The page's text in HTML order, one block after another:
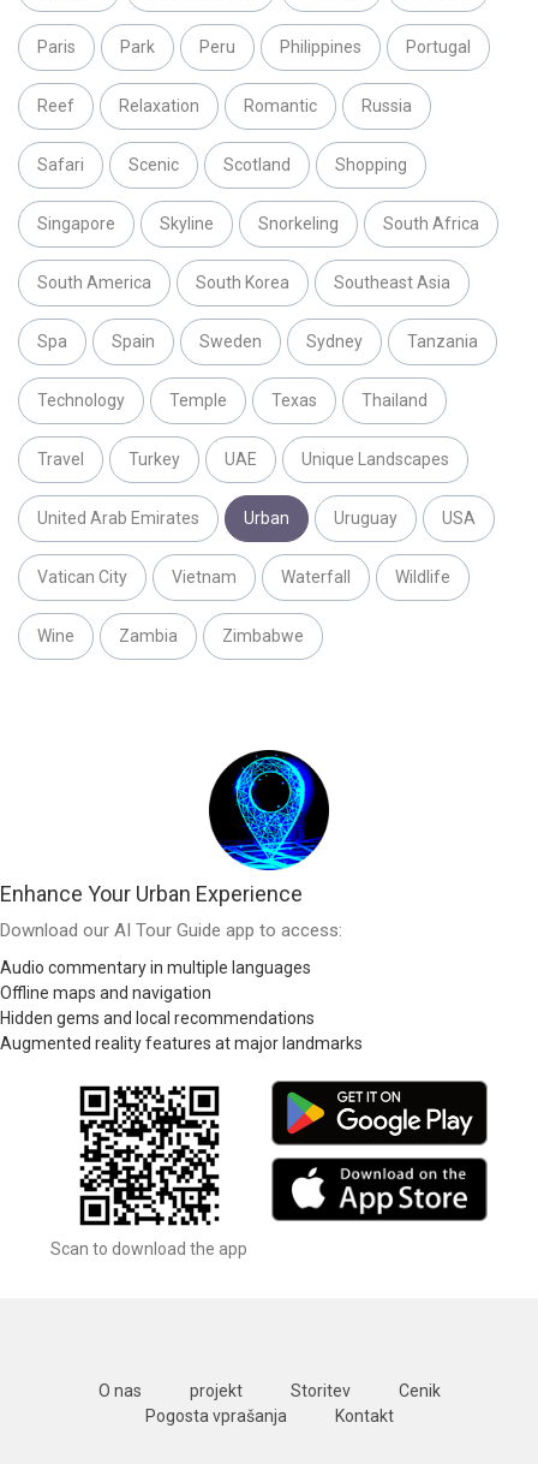
Paris Park Peru Philippines Portugal
Reef Relaxation Romantic Russia
Safari Scenic Scotland Shopping
Singapore Skyline Snorkeling South Africa
South America South Korea Southeast Asia
Spa Spain Sweden Sydney Tanzania
Technology Temple Texas Thailand
Travel Turkey UAE Unique Landscapes
United Arab Emirates Urban Uruguay USA
Vatican City Vietnam Waterfall Wildlife
Wine Zambia Zimbabwe
Enhance Your Urban Experience
Download our AI Tour Guide app to access:
Audio commentary in multiple languages
Offline maps and navigation
Hidden gems and local recommendations
Augmented reality features at major landmarks
Scan to download the app
O nas projekt Storitev
Cenik
Pogosta vprašanja
Kontakt